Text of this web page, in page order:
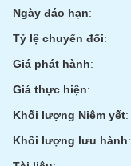
Ngày đáo hạn:
Tỷ lệ chuyển đổi:
Giá phát hành:
Giá thực hiện:
Khối lượng Niêm yết:
Khối lượng lưu hành:
giả
Báo
cáo
tích